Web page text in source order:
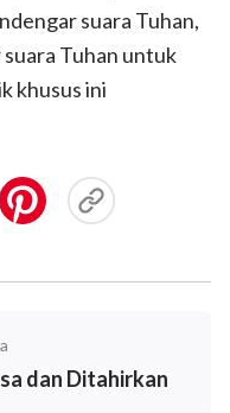
suara Tuhan,
Tuhan untuk
khusus ini
dan Ditahirkan